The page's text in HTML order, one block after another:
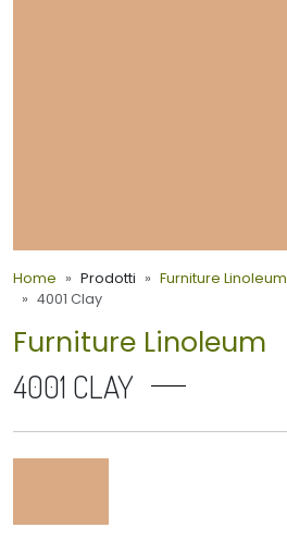
Home Prodotti Furniture Linoleum
4001 Clay
Furniture Linoleum
4001 CLAY